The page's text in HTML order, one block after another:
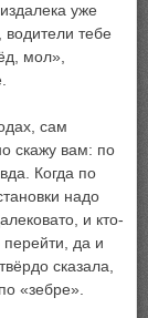
уже
тебе
мол»,
сам
скажу вам: по
Когда по
надо
и кто-
перейти, да и
сказала,
«зебре».